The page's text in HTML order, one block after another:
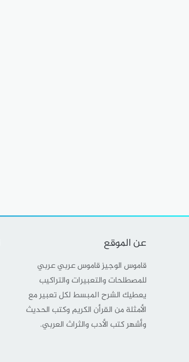
عن الموقع
قاموس الوجيز قاموس عربي عربي
للمصطلحات والتعبيرات والتراكيب
يعطيك الشرح المبسط لكل تعبير مع
الأمثلة من القرأن الكريم وكتب الحديث
وأشهر كتب الأدب والثراث العربي.